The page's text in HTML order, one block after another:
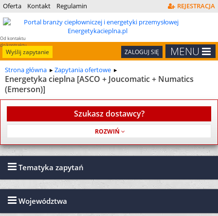
Oferta Kontakt Regulamin REJESTRACJA
Od kontaktu
do kontraktu
MENU
ZALOGUJ SIĘ
Wyślij zapytanie
Strona główna Zapytania ofertowe
Energetyka cieplna [ASCO + Joucomatic + Numatics
(Emerson)]
Tematyka zapytań
Województwa
Szukasz dostawcy?
Usługa jest bezpłatna